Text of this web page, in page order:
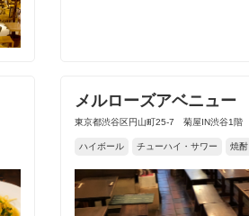
メルローズアベニュー
東京都渋谷区円山町25-7 菊屋IN渋谷1階
ハイボール チューハイ・サワー 焼酎